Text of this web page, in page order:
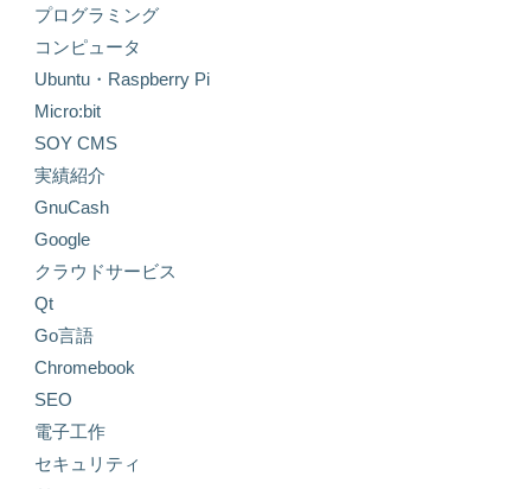
プログラミング
コンピュータ
Ubuntu・Raspberry Pi
Micro:bit
SOY CMS
実績紹介
GnuCash
Google
クラウドサービス
Qt
Go言語
Chromebook
SEO
電子工作
セキュリティ